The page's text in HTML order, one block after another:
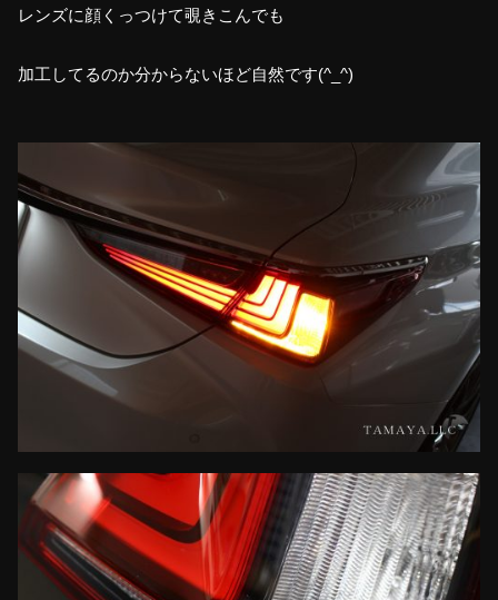
レンズに顔くっつけて覗きこんでも
加工してるのか分からないほど自然です(^_^)